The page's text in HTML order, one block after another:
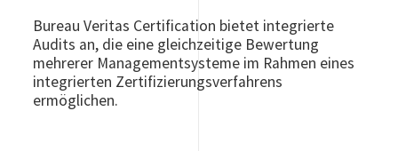
Bureau Veritas Certification bietet integrierte
Audits an, die eine gleichzeitige Bewertung
mehrerer Managementsysteme im Rahmen eines
integrierten Zertifizierungsverfahrens
ermöglichen.